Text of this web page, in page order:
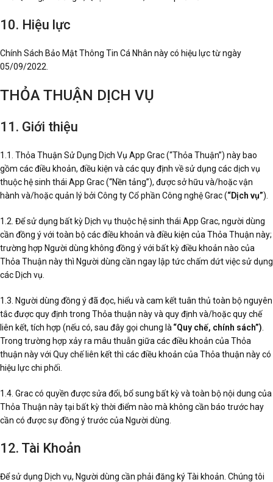
10. Hiệu lực
Chính Sách Bảo Mật Thông Tin Cá Nhân này có hiệu lực từ ngày
05/09/2022.
THỎA THUẬN DỊCH VỤ
11. Giới thiệu
1.1. Thỏa Thuận Sử Dụng Dịch Vụ App Grac (“Thỏa Thuận”) này bao
gồm các điều khoản, điều kiện và các quy định về sử dụng các dịch vụ
thuộc hệ sinh thái App Grac (“Nền tảng”), được sở hữu và/hoặc vận
hành và/hoặc quản lý bởi Công ty Cổ phần Công nghệ Grac (“Dịch vụ”).
1.2. Để sử dụng bất kỳ Dịch vụ thuộc hệ sinh thái App Grac, người dùng
cần đồng ý với toàn bộ các điều khoản và điều kiện của Thỏa Thuận này;
trường hợp Người dùng không đồng ý với bất kỳ điều khoản nào của
Thỏa Thuận này thì Người dùng cần ngay lập tức chấm dứt việc sử dụng
các Dịch vụ.
1.3. Người dùng đồng ý đã đọc, hiểu và cam kết tuân thủ toàn bộ nguyên
tắc được quy định trong Thỏa thuận này và quy định và/hoặc quy chế
liên kết, tích hợp (nếu có, sau đây gọi chung là “Quy chế, chính sách”)
Trong trường hợp xảy ra mâu thuẫn giữa các điều khoản của Thỏa
thuận này với Quy chế liên kết thì các điều khoản của Thỏa thuận này có
hiệu lực chi phối.
1.4. Grac có quyền được sửa đổi, bổ sung bất kỳ và toàn bộ nội dung của
Thỏa Thuận này tại bất kỳ thời điểm nào mà không cần báo trước hay
cần có được sự đồng ý trước của Người dùng.
12. Tài Khoản
Để sử dụng Dịch vụ, Người dùng cần phải đăng ký Tài khoản. Chúng tôi